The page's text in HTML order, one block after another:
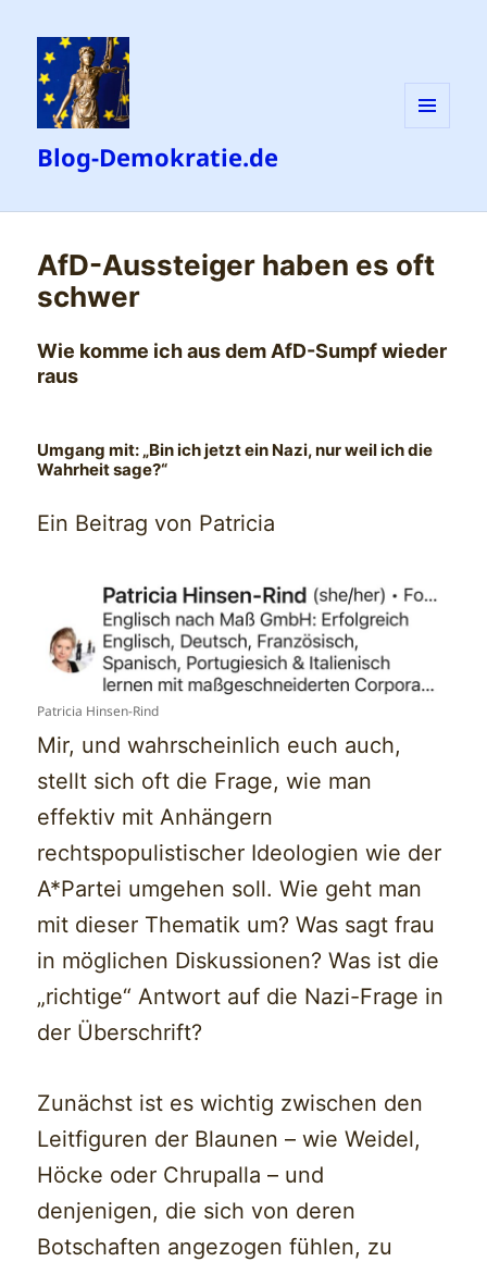
Blog-Demokratie.de
AfD-Aussteiger haben es oft
schwer
Wie komme ich aus dem AfD-Sumpf wieder
raus
Umgang mit: „Bin ich jetzt ein Nazi, nur weil ich die
Wahrheit sage?“
Ein Beitrag von Patricia
Patricia Hinsen-Rind
Mir, und wahrscheinlich euch auch,
stellt sich oft die Frage, wie man
effektiv mit Anhängern
rechtspopulistischer Ideologien wie der
A*Partei umgehen soll. Wie geht man
mit dieser Thematik um? Was sagt frau
in möglichen Diskussionen? Was ist die
„richtige“ Antwort auf die Nazi-Frage in
der Überschrift?
Zunächst ist es wichtig zwischen den
Leitfiguren der Blaunen – wie Weidel,
Höcke oder Chrupalla – und
denjenigen, die sich von deren
Botschaften angezogen fühlen, zu